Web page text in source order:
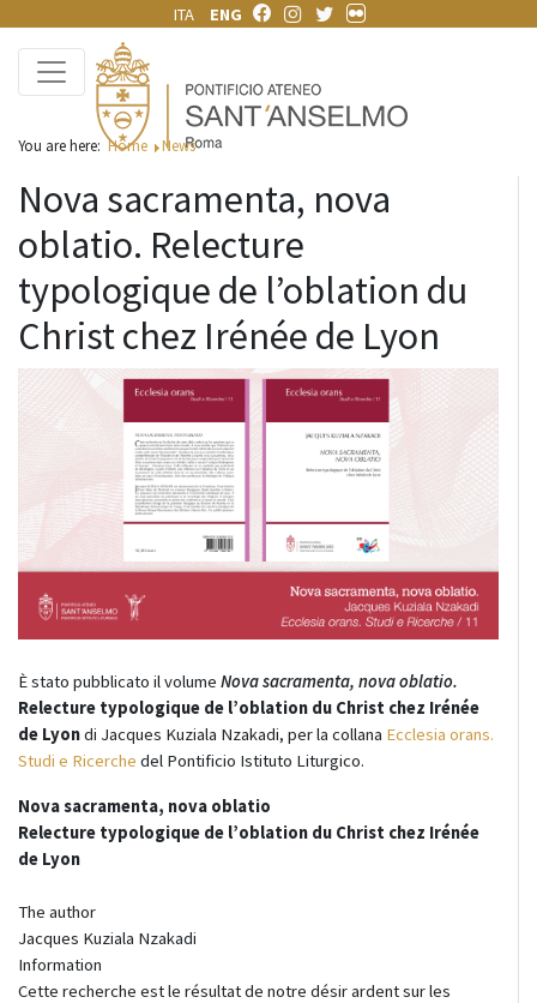
ITA ENG
You are here:Home News
Nova sacramenta, nova
oblatio. Relecture
typologique de l’oblation du
Christ chez Irénée de Lyon
È stato pubblicato il volume Nova sacramenta, nova oblatio.
Relecture typologique de l’oblation du Christ chez Irénée
de Lyondi Jacques Kuziala Nzakadi, per la collana Ecclesia orans.
Studi e Ricerche del Pontificio Istituto Liturgico.
Nova sacramenta, nova oblatio
Relecture typologique de l’oblation du Christ chez Irénée
de Lyon
The author
Jacques Kuziala Nzakadi
Information
Cette recherche est le résultat de notre désir ardent sur les